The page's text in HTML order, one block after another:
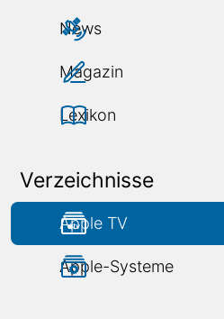
News
Magazin
Lexikon
Verzeichnisse
Apple TV
Apple-Systeme